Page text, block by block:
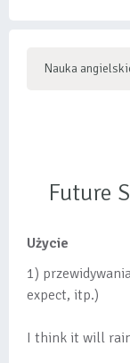
Nauka
Future
Użycie
1)
expect, itp.)
I think it will